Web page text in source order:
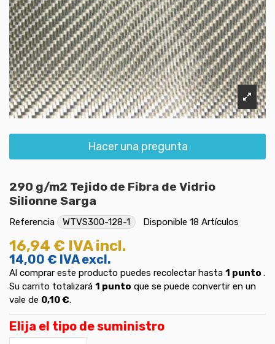
Hacer una pregunta
290 g/m2 Tejido de Fibra de Vidrio
Silionne Sarga
Referencia WTVS300-128-1 Disponible 18 Artículos
16,94 € IVA incl.
14,00 € IVA excl.
Al comprar este producto puedes recolectar hasta 1 punto .
Su carrito totalizará 1 punto que se puede convertir en un
vale de 0,10 €.
Elija el tipo de suministro